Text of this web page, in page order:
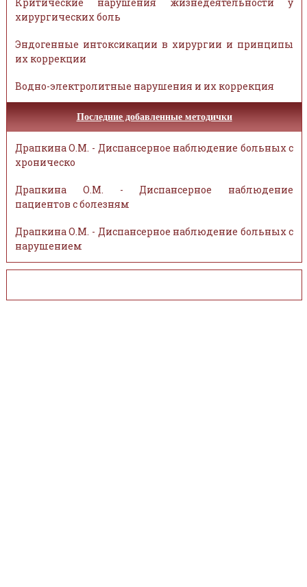
хирургических боль
Эндогенные интоксикации в хирургии и принципы
их коррекции
Водно-электролитные нарушения и их коррекция
Последние добавленные методички
Драпкина О.М. - Диспансерное наблюдение больных с
хроническо
Драпкина О.М. - Диспансерное наблюдение
пациентов с болезням
Драпкина О.М. - Диспансерное наблюдение больных с
нарушением